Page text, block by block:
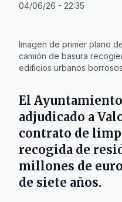
04/06/26 - 22:35
Imagen de primer plano
camión de basura
edificios urbanos
El
adjudicado a
contrato de
recogida de
millones de
de siete años.